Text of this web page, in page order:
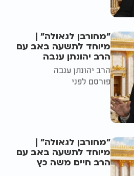
"מחורבן לגאולה" |
מיוחד לתשעה באב עם
הרב יהונתן ענבה
הרב יהונתן ענבה
פורסם לפני
"מחורבן לגאולה" |
מיוחד לתשעה באב עם
הרב חיים משה כץ